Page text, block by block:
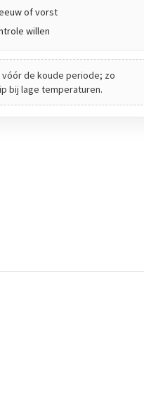
of vorst
willen
de koude periode; zo
bij lage temperaturen.